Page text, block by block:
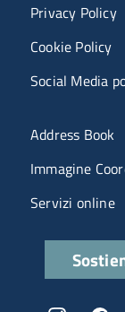
Privacy Policy
Cookie Policy
Social Media
Menu portale
Address Book
Immagine
Servizi online
Quick links